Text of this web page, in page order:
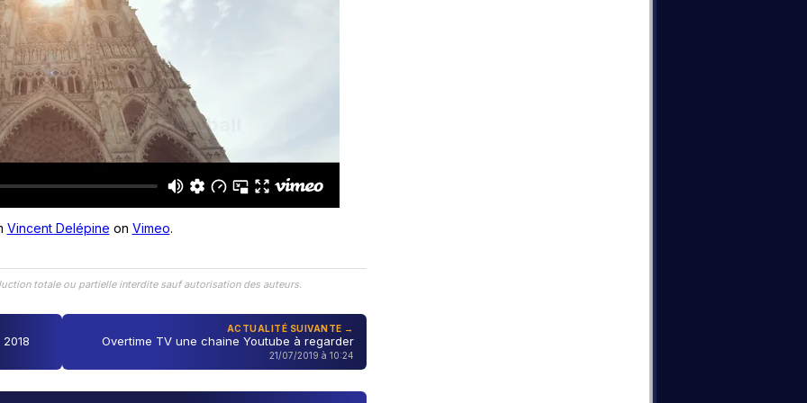
Vincent Delépine on Vimeo.
totale ou partielle interdite sauf autorisation des auteurs.
ACTUALITÉ SUIVANTE →
Overtime TV une chaine Youtube à regarder
21/07/2019 à 10:24